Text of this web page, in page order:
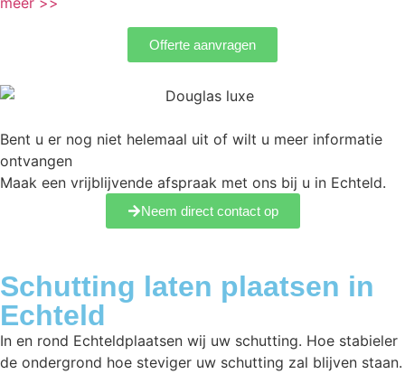
Offerte aanvragen
Bent u er nog niet helemaal uit of wilt u meer informatie
ontvangen
Maak een vrijblijvende afspraak met ons bij u in Echteld.
Neem direct contact op
Schutting laten plaatsen in
Echteld
In en rond Echteldplaatsen wij uw schutting. Hoe stabieler
de ondergrond hoe steviger uw schutting zal blijven staan.